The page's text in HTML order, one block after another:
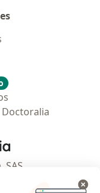
Doctoralia
Página de inicio
SAS